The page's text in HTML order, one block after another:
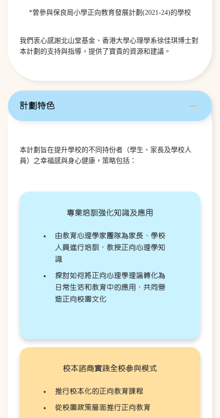
*曾參與保良局小學正向教育發展計劃(2021-24)的學校
我們衷心感謝北山堂基金、香港大學心理學系徐佳琪博士對
本計劃的支持與指導，提供了寶貴的資源和建議。
計劃特色
本計劃旨在提升學校的不同持份者（學生、家長及學校人
員）之幸福感與身心健康，策略包括：
專業培訓強化知識及應用
由教育心理學家團隊為家長、學校
人員進行培訓，教授正向心理學知
識
探討如何將正向心理學理論轉化為
日常生活和教育中的應用，共同營
造正向校園文化
校本諮商實踐全校參與模式
推行校本化的正向教育課程
從校園政策層面推行正向教育